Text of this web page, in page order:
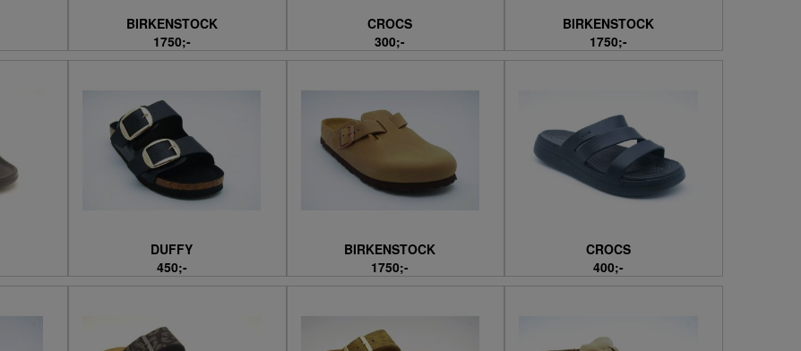
BIRKENSTOCK
1750;-
CROCS
300;-
BIRKENSTOCK
1750;-
DUFFY
450;-
BIRKENSTOCK
1750;-
CROCS
400;-